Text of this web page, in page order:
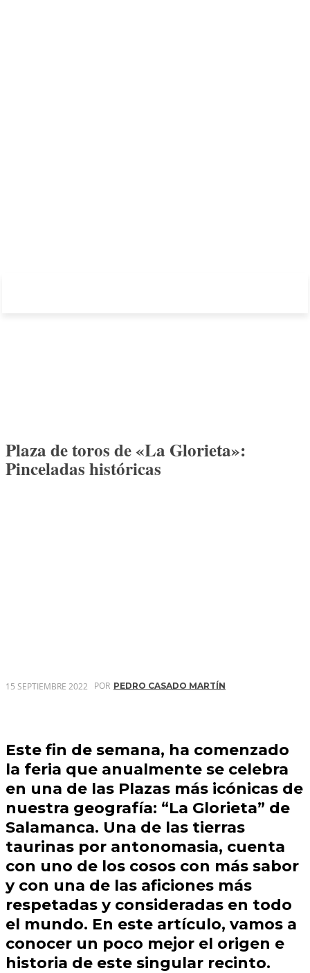
Plaza de toros de «La Glorieta»:
Pinceladas históricas
15 SEPTIEMBRE 2022 POR PEDRO CASADO MARTÍN
Este fin de semana, ha comenzado
la feria que anualmente se celebra
en una de las Plazas más icónicas de
nuestra geografía: “La Glorieta” de
Salamanca. Una de las tierras
taurinas por antonomasia, cuenta
con uno de los cosos con más sabor
y con una de las aficiones más
respetadas y consideradas en todo
el mundo. En este artículo, vamos a
conocer un poco mejor el origen e
historia de este singular recinto.